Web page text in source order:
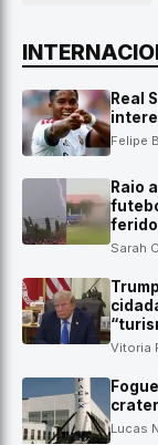
Real
Felipe
Raio
Sarah
Vitoria
Lucas